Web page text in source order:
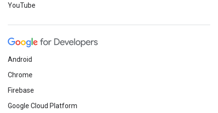
YouTube
Android
Chrome
Firebase
Google Cloud Platform